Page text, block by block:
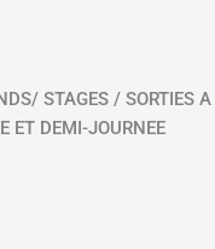
STAGES / SORTIES
ET DEMI-JOURNEE